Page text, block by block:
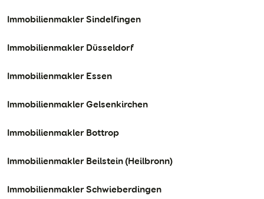
Immobilienmakler Sindelfingen
Immobilienmakler Düsseldorf
Immobilienmakler Essen
Immobilienmakler Gelsenkirchen
Immobilienmakler Bottrop
Immobilienmakler Beilstein (Heilbronn)
Immobilienmakler Schwieberdingen